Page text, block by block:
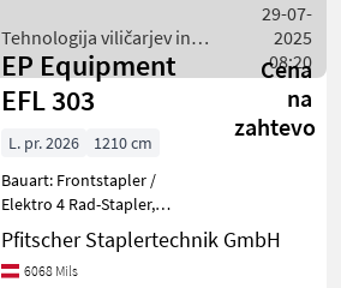
Batterie: Lithium-Ionen Bj. 2
Tehnologija viličarjev in
skladišča / EP Equipment
29-07-
2025
08:20
EP Equipment
EFL 303
Cena
na
zahtevo
L. pr. 2026
1210 cm
Bauart: Frontstapler /
Elektro 4 Rad-Stapler,
Tragkraft: 3000kg, Hubhöhe:
4800mm, Bauhöhe:
2265mm, Freihub: 1575mm,
Pfitscher Staplertechnik GmbH
6068 Mils